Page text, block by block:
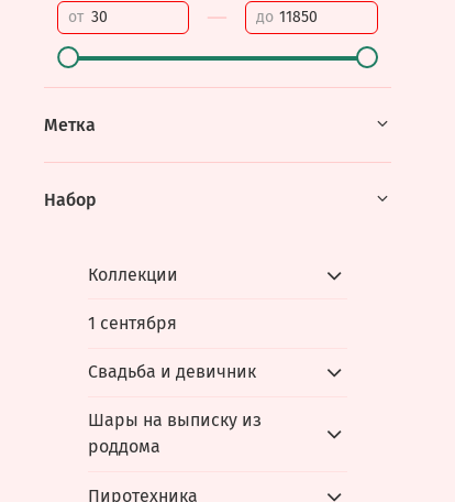
от — до
Метка
Набор
Коллекции
1 сентября
Свадьба и девичник
Шары на выписку из
роддома
Пиротехника